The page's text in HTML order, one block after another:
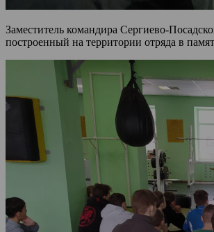
Заместитель командира Сергиево-
построенный на территории отряда в